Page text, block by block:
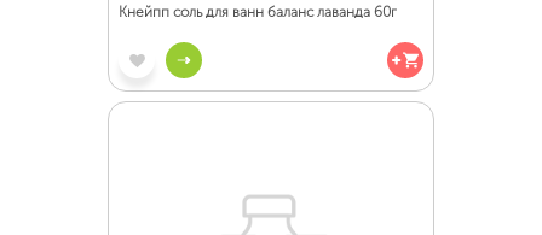
Кнейпп соль для ванн баланс лаванда 60г